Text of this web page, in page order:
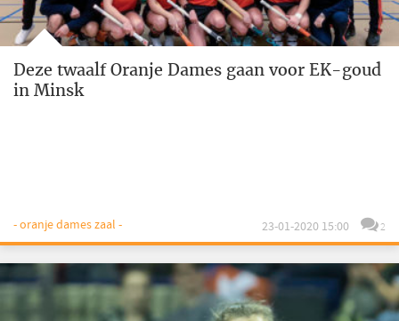
Deze twaalf Oranje Dames gaan voor EK-goud
in Minsk
- oranje dames zaal - 23-01-2020 15:00 2